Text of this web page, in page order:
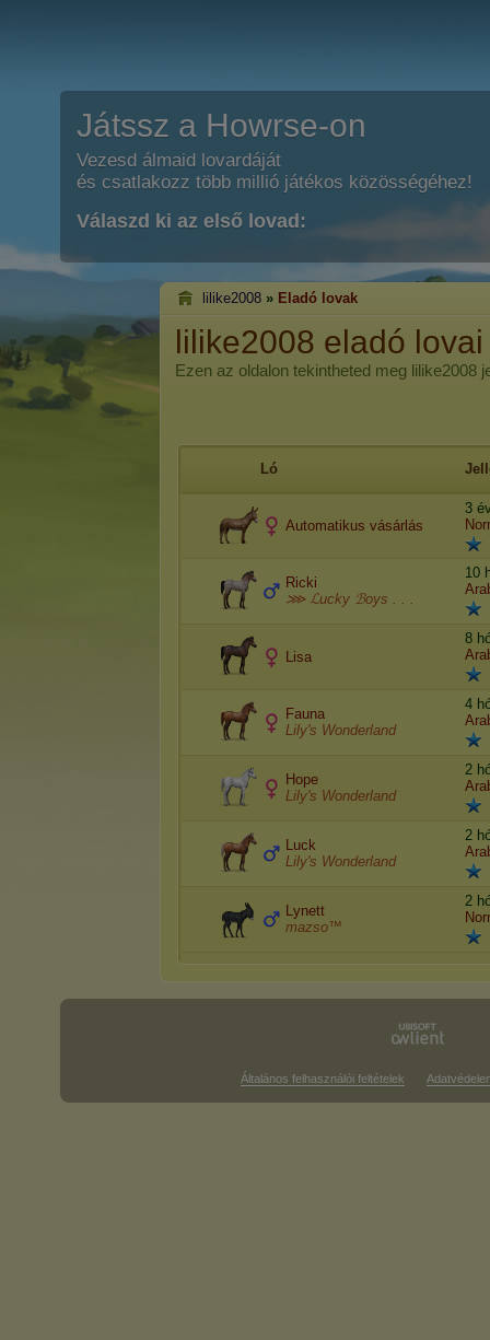
Játssz a Howrse-on
Vezesd álmaid lovardáját
és csatlakozz több millió játékos közösségéhez!
Válaszd ki az első lovad:
lilike2008 » Eladó lovak
lilike2008 eladó lovai
Ezen az oldalon tekintheted meg lilike2008
Ló
Automatikus vásárlás
3
Ricki
⋙ ℒucky ℬoys . . .
10
Lisa
8
Fauna
Lily's Wonderland
4
Hope
Lily's Wonderland
2
Luck
Lily's Wonderland
2
Lynett
mazso™
2
Általános felhasználói feltételek